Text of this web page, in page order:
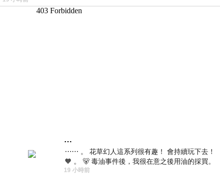
…
⋯⋯ 。 花草幻人這系列很有趣！ 會持續玩下去！
🧡 。 🐻 毒油事件後，我很在意之後用油的採買。
前天購買了我之前就很愛
19 小時前